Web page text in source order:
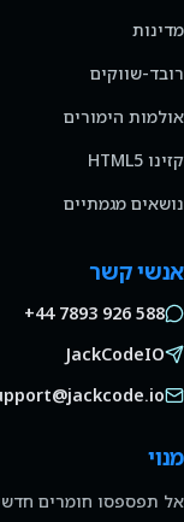
מדינות
רובד-שווקים
אולמות הימורים
קזינו HTML5
נושאים מגמתיים
אנשי קשר
+44 7893 926 588
JackCodeIO
מנוי
אל תפספסו חומרים